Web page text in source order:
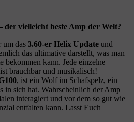
der vielleicht beste Amp der Welt?
um das 3.60-er Helix Update und
das ultimative darstellt, was man
bekommen kann. Jede einzelne
brauchbar und musikalisch!
, ist ein Wolf im Schafspelz, ein
in sich hat. Wahrscheinlich der Amp
interagiert und vor dem so gut wie
entfalten kann. Lasst Euch